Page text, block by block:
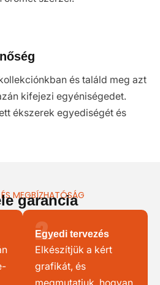
és találd meg azt
kifejezi egyéniségedet.
ékszerek egyediségét és
MEGBÍZHATÓSÁG
garancia
2.
Egyedi tervezés
Elkészítjük a kért
grafikát, és